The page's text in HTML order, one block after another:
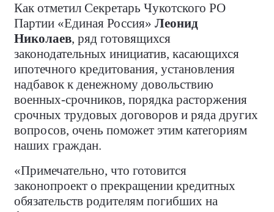
Как отметил Секретарь Чукотского РО
Партии «Единая Россия» Леонид
Николаев, ряд готовящихся
законодательных инициатив, касающихся
ипотечного кредитования, установления
надбавок к денежному довольствию
военных-срочников, порядка расторжения
срочных трудовых договоров и ряда других
вопросов, очень поможет этим категориям
наших граждан.
«Примечательно, что готовится
законопроект о прекращении кредитных
обязательств родителям погибших на